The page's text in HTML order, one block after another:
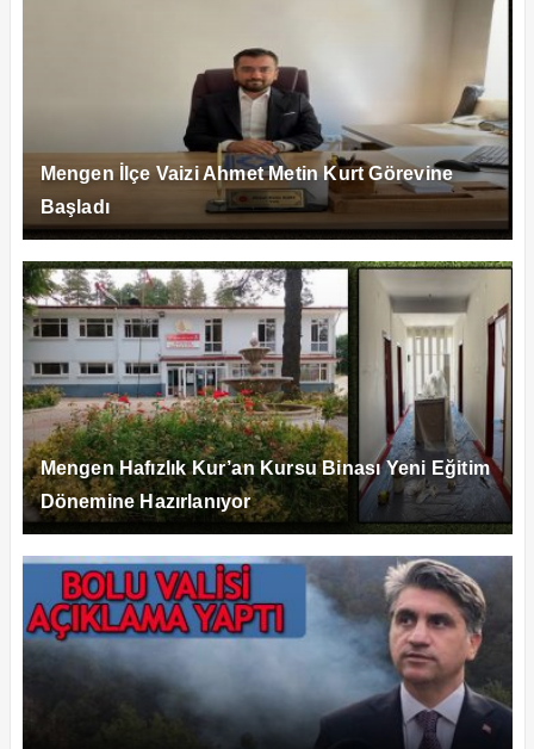
Mengen İlçe Vaizi Ahmet Metin Kurt Görevine
Başladı
Mengen Hafızlık Kur’an Kursu Binası Yeni Eğitim
Dönemine Hazırlanıyor